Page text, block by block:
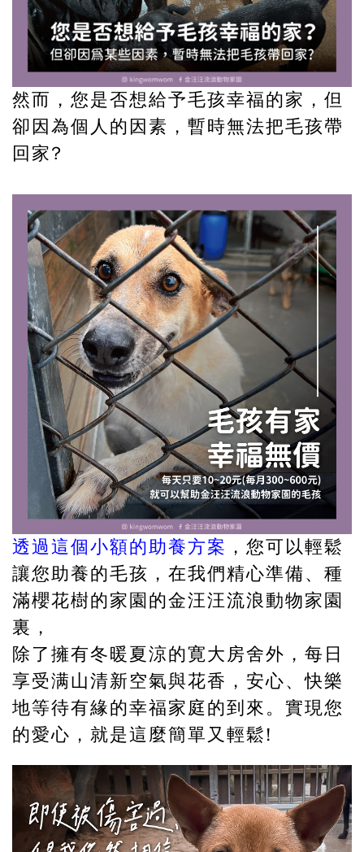
然而，您是否想給予毛孩幸福的家，但
卻因為個人的因素，暫時無法把毛孩帶
回家?
透過這個小額的助養方案 ，您可以輕鬆
讓您助養的毛孩，在我們精心準備、種
滿櫻花樹的家園的金汪汪流浪動物家園
裏，
除了擁有冬暖夏涼的寛大房舍外，每日
享受满山清新空氣與花香，安心、快樂
地等待有緣的幸福家庭的到來。實現您
的愛心，就是這麼簡單又輕鬆!